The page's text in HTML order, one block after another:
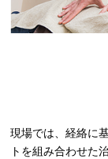
現場では、経絡に
トを組み合わせた